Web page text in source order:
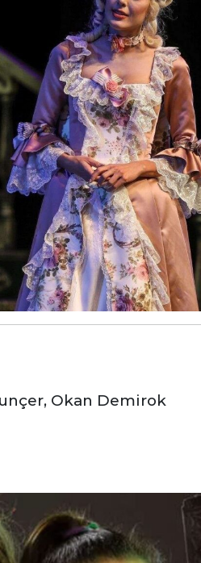
Okan Demirok